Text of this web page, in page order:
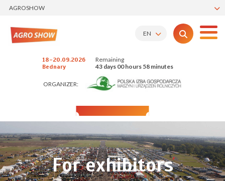
AGROSHOW
18-20.09.2026
Bednary
Remaining
43 days 00 hours 58 minutes
ORGANIZER:
EN
For exhibitors